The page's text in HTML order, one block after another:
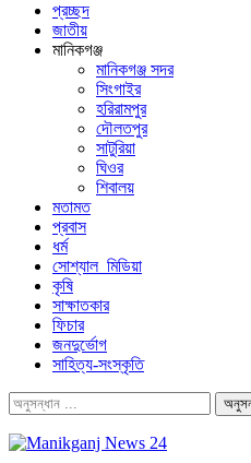
প্রচ্ছদ
জাতীয়
মানিকগঞ্জ
মানিকগঞ্জ সদর
সিংগাইর
হরিরামপুর
দৌলতপুর
সাটুরিয়া
ঘিওর
শিবালয়
মতামত
প্রবাস
ধর্ম
সোশ্যাল_মিডিয়া
কৃষি
সাক্ষাতকার
ফিচার
জনদুর্ভোগ
সাহিত্য-সংস্কৃতি